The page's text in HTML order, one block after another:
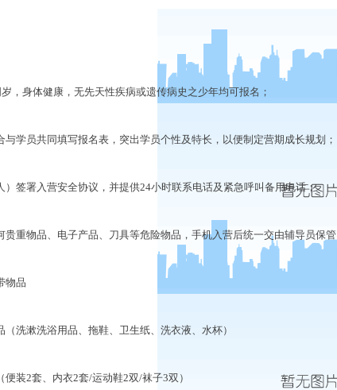
体健康，无先天性疾病或遗传病史之少年均可报名；
员共同填写报名表，突出学员个性及特长，以便制定营期成长规划；
署入营安全协议，并提供24小时联系电话及紧急呼叫备用电话；
物品、电子产品、刀具等危险物品，手机入营后统一交由辅导员保管
品
漱洗浴用品、拖鞋、卫生纸、洗衣液、水杯）
2套、内衣2套/运动鞋2双/袜子3双）